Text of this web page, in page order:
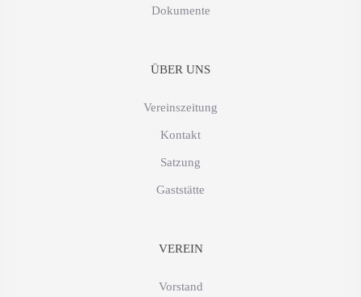
Dokumente
ÜBER UNS
Vereinszeitung
Kontakt
Satzung
Gaststätte
VEREIN
Vorstand